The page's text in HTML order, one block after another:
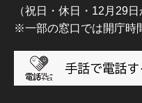
（祝日・休日・12月29
※一部の窓口では開庁時